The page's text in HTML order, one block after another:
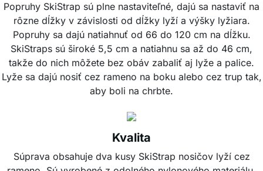
Popruhy SkiStrap sú plne nastaviteľné, dajú sa nastaviť na
rôzne dĺžky v závislosti od dĺžky lyží a výšky lyžiara.
Popruhy sa dajú natiahnuť od 66 do 120 cm na dĺžku.
SkiStraps sú široké 5,5 cm a natiahnu sa až do 46 cm,
takže do nich môžete bez obáv zabaliť aj lyže a palice.
Lyže sa dajú nosiť cez rameno na boku alebo cez trup tak,
aby boli na chrbte.
Kvalita
Súprava obsahuje dva kusy SkiStrap nosičov lyží cez